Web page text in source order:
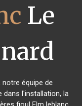
Le
notre équipe de
dans l'installation, la